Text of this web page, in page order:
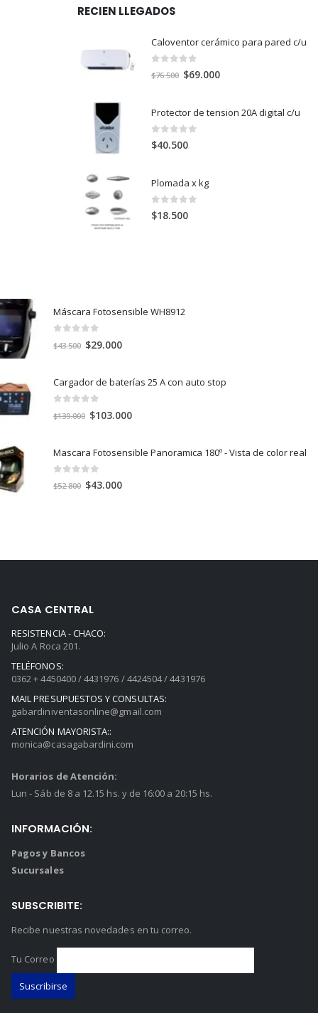
RECIEN LLEGADOS
Caloventor cerámico para pared c/u
out of 5
$76.500 El
era:
$76.500.
$69.000El
es:
Protector de tension 20A digital c/u
0 out of 5
$40.500
Plomada x kg
0 out of 5
$18.500
Máscara Fotosensible WH8912
out of 5
$43.500 El
$43.500.
$29.000El
Cargador de baterías 25 A con auto stop
out of 5
$139.000 El
$139.000.
$103.000El
Mascara Fotosensible Panoramica 180º - Vista de color real
out of 5
$52.800 El
$43.000El
CASA CENTRAL
RESISTENCIA - CHACO:
Julio A Roca 201.
TELÉFONOS:
0362 + 4450400 / 4431976 / 4424504 / 4431976
MAIL PRESUPUESTOS Y CONSULTAS:
gabardiniventasonline@gmail.com
ATENCIÓN MAYORISTA::
monica@casagabardini.com
Horarios de Atención:
Lun - Sáb de 8 a 12.15 hs. y de 16:00 a 20:15 hs.
INFORMACIÓN:
Pagos y Bancos
Sucursales
SUBSCRIBITE:
Recibe nuestras novedades en tu correo.
Tu Correo